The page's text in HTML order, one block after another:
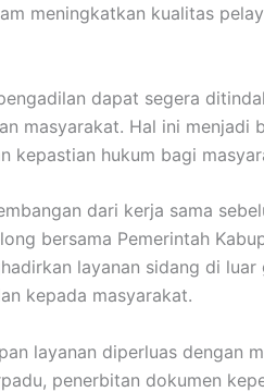
meningkatkan kualitas
dapat segera
masyarakat. Hal ini menjadi
kepastian hukum bagi
dari kerja sama
bersama Pemerintah
layanan sidang di
kepada masyarakat.
layanan diperluas dengan
penerbitan dokumen